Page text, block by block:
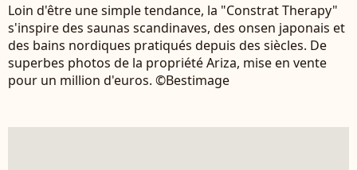
Loin d'être une simple tendance, la "Constrat Therapy"
s'inspire des saunas scandinaves, des onsen japonais et
des bains nordiques pratiqués depuis des siècles. De
superbes photos de la propriété Ariza, mise en vente
pour un million d'euros. ©Bestimage